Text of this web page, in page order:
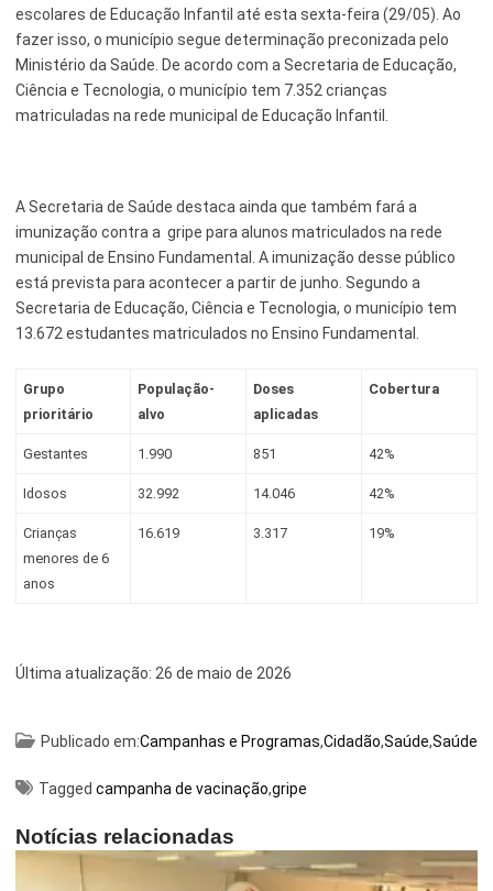
escolares de Educação Infantil até esta sexta-feira (29/05). Ao
fazer isso, o município segue determinação preconizada pelo
Ministério da Saúde. De acordo com a Secretaria de Educação,
Ciência e Tecnologia, o município tem 7.352 crianças
matriculadas na rede municipal de Educação Infantil.
A Secretaria de Saúde destaca ainda que também fará a
imunização contra a gripe para alunos matriculados na rede
municipal de Ensino Fundamental. A imunização desse público
está prevista para acontecer a partir de junho. Segundo a
Secretaria de Educação, Ciência e Tecnologia, o município tem
13.672 estudantes matriculados no Ensino Fundamental.
Grupo
prioritário
População-
alvo
Doses
aplicadas
Cobertura
Gestantes 1.990 851 42%
Idosos 32.992 14.046 42%
Crianças
menores de 6
anos
16.619 3.317 19%
Última atualização: 26 de maio de 2026
Publicado em:Campanhas e Programas,Cidadão,Saúde,Saúde
Tagged campanha de vacinação,gripe
Notícias relacionadas